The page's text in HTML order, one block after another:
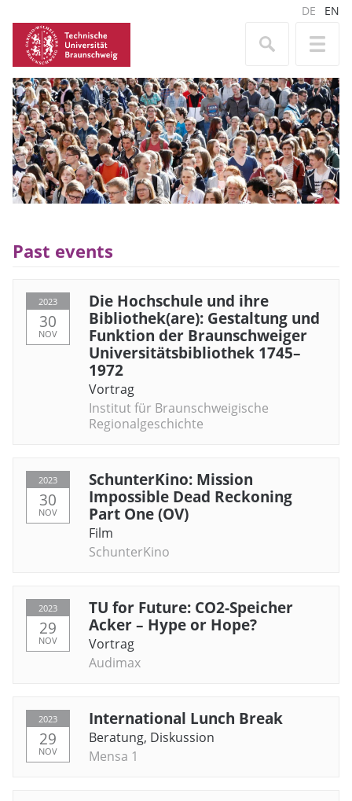
DE EN
Past events
2023
30
NOV
Die Hochschule und ihre
Bibliothek(are): Gestaltung und
Funktion der Braunschweiger
Universitätsbibliothek 1745–
1972
Vortrag
Institut für Braunschweigische
Regionalgeschichte
2023
30
NOV
SchunterKino: Mission
Impossible Dead Reckoning
Part One (OV)
Film
SchunterKino
2023
29
NOV
TU for Future: CO2-Speicher
Acker – Hype or Hope?
Vortrag
Audimax
2023
29
NOV
International Lunch Break
Beratung, Diskussion
Mensa 1